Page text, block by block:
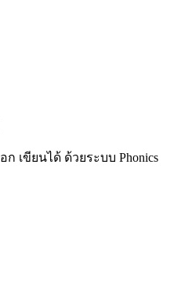
เขียนได้ ด้วยระบบ Phonics